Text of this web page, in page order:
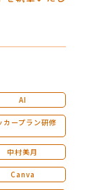
AI
カープラン研修
中村美月
Canva